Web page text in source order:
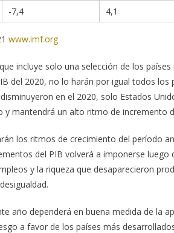
-7,4 4,1
www.imf.org
incluye solo una selección de los
del 2020, no lo harán por igual todos los
en el 2020, solo Estados
mantendrá un alto ritmo de incremento
los ritmos de crecimiento del período
del PIB volverá a imponerse luego
y la riqueza que desaparecieron
año dependerá en buena medida de la
a favor de los países más